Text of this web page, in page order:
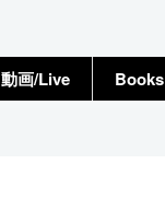
動画/Live Books